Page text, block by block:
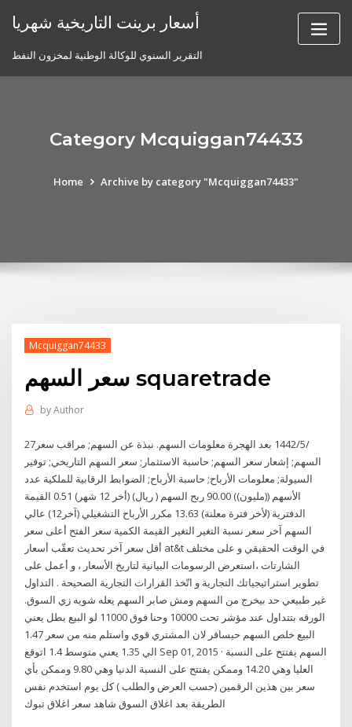
أسعار برينت التاريخية شهريا
التقرير السنوي للوكالة الوطنية لمخزون النفط
Category Mcquiggan74433
Home Archive by category "Mcquiggan74433"
Mcquiggan74433
سعر السهم squaretrade
byAuthor
27‏‏/5‏‏/1442 بعد الهجرة معلومات السهم. نبذة عن السهم; مراقب سعر
السهم; إشعار سعر السهم; حاسبة الاستثمار; سعر السهم التاريخي; توفير
السيولة; معلومات الأرباح; حاسبة الأرباح; الضوابط الرقابية للملكية عدد
الأسهم ((مليون)) 90.00 ربح السهم ( ريال) (أخر 12 شهر) 0.51 القيمة
الدفترية (لأخر فترة معلنة) 13.63 مكرر الأرباح التشغيلي (آخر12) عالي
السهم آخر سعر نسبة التغير التغير القيمة الكمية سعر الفتح أعلى سعر
أقل سعر آخر تحديث تعقّب أسعار at&t في الوقت الحقيقي و على مختلف
الشارتات ،استعرض الرسومات البيانية لتاريخ الأسعار ، و أعمل على
تطوير استراتيجياتك التجارية و اتّخذ القرارات التجارية الصحيحة . التداول
غير طبيعي حد بيخرج من السهم ومش صابر السهم يعله شويه زي السوق.
الورقه بتتداول عند مؤشر تحت 10000 وحنا فوق 11000 لو البيع بطل يعني
البيع خلص السهم حيسافر لان المشتري قوي واستلم منه من سعر 1.47
الي 1.35 يعني متوسط 1.4 اتوقع Sep 01, 2015 · السهم يفتتح على النسبة
العليا وهي 14.20 وممكن يفتتح على النسبة الدنيا وهي 9.80 وممكن بأي
سعر بين هذين الرقمين (حسب العرض والطلب ) كل يوم استخدم نفس
الطريقة بعد اغلاق السوق شاهد سعر اغلاق تبوك